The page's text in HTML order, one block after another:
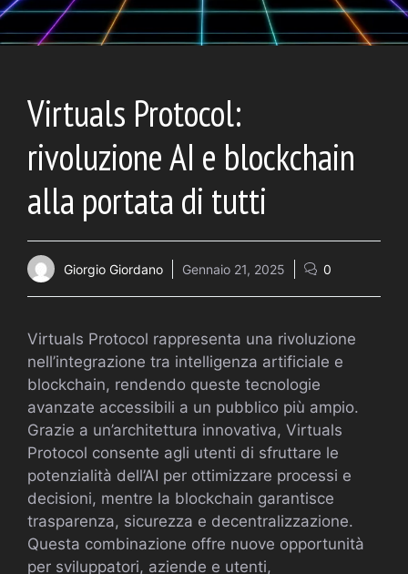
Virtuals Protocol:
rivoluzione AI e blockchain
alla portata di tutti
Giorgio Giordano Gennaio 21, 2025 0
Virtuals Protocol rappresenta una rivoluzione
nell’integrazione tra intelligenza artificiale e
blockchain, rendendo queste tecnologie
avanzate accessibili a un pubblico più ampio.
Grazie a un’architettura innovativa, Virtuals
Protocol consente agli utenti di sfruttare le
potenzialità dell’AI per ottimizzare processi e
decisioni, mentre la blockchain garantisce
trasparenza, sicurezza e decentralizzazione.
Questa combinazione offre nuove opportunità
per sviluppatori, aziende e utenti,